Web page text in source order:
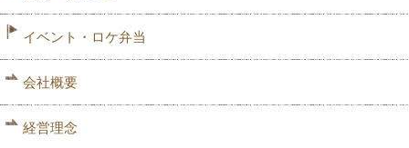
イベント・ロケ弁当
会社概要
経営理念